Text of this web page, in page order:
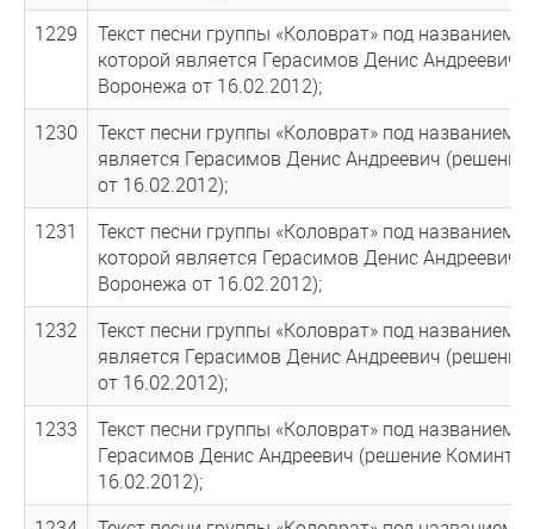
1229
Текст песни группы «Коловрат» под
которой является Герасимов Денис Андреевич
Воронежа от 16.02.2012);
1230
Текст песни группы «Коловрат» под названием
является Герасимов Денис Андреевич
от 16.02.2012);
1231
Текст песни группы «Коловрат» под
которой является Герасимов Денис Андреевич
Воронежа от 16.02.2012);
1232
Текст песни группы «Коловрат» под
является Герасимов Денис Андреевич
от 16.02.2012);
1233
Текст песни группы «Коловрат» под названием
Герасимов Денис Андреевич (решение
16.02.2012);